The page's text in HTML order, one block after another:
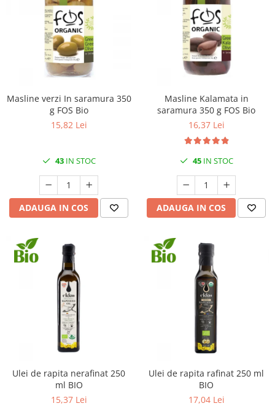
Masline verzi In saramura 350
g FOS Bio
15,82 Lei
43IN STOC
ADAUGA IN COS
Masline Kalamata in
saramura 350 g FOS Bio
16,37 Lei
45IN STOC
ADAUGA IN COS
Ulei de rapita nerafinat 250
ml BIO
15,37 Lei
Ulei de rapita rafinat 250 ml
BIO
17,04 Lei